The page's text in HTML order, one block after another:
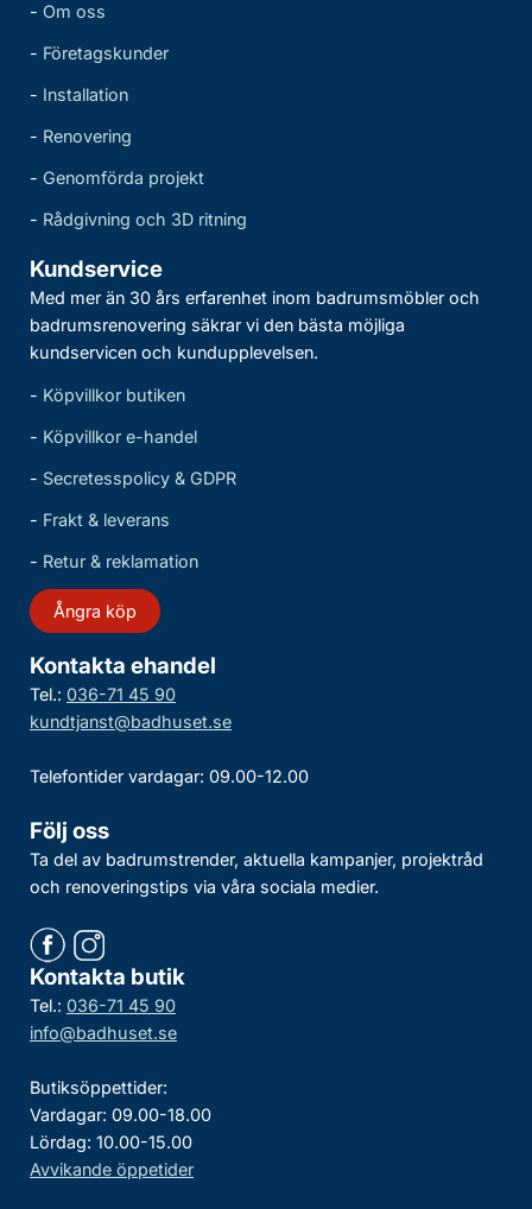
- Om oss
- Företagskunder
- Installation
- Renovering
- Genomförda projekt
- Rådgivning och 3D ritning
Kundservice
Med mer än 30 års erfarenhet inom badrumsmöbler och
badrumsrenovering säkrar vi den bästa möjliga
kundservicen och kundupplevelsen.
- Köpvillkor butiken
- Köpvillkor e-handel
- Secretesspolicy & GDPR
- Frakt & leverans
- Retur & reklamation
Ångra köp
Kontakta ehandel
Tel.: 036-71 45 90
kundtjanst@badhuset.se
Telefontider vardagar: 09.00-12.00
Följ oss
Ta del av badrumstrender, aktuella kampanjer, projektråd
och renoveringstips via våra sociala medier.
Kontakta butik
Tel.: 036-71 45 90
info@badhuset.se
Butiksöppettider:
Vardagar: 09.00-18.00
Lördag: 10.00-15.00
Avvikande öppetider